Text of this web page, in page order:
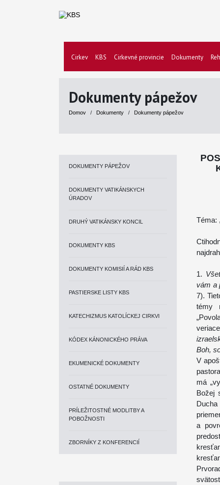
Cirkev KBS Cirkevné provincie Dokumenty
Dokumenty pápežov
Domov / Dokumenty / Dokumenty pápežov
DOKUMENTY PÁPEŽOV
DOKUMENTY VATIKÁNSKYCH
ÚRADOV
DRUHÝ VATIKÁNSKY KONCIL
DOKUMENTY KBS
DOKUMENTY KOMISIÍ A RÁD KBS
PASTIERSKE LISTY KBS
KATECHIZMUS KATOLÍCKEJ CIRKVI
KÓDEX KÁNONICKÉHO PRÁVA
EKUMENICKÉ DOKUMENTY
OSTATNÉ DOKUMENTY
PRÍLEŽITOSTNÉ MODLITBY A
POBOŽNOSTI
ZBORNÍKY Z KONFERENCIÍ
Téma:
1.
vám a
7).
témy
Boh,
V
má
Božej
a